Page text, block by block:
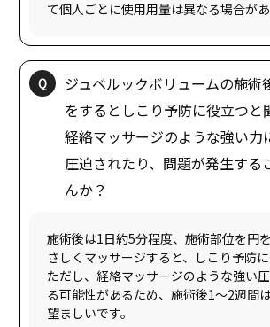
ジュベルックボリュームの施術
をするとしこり予防に役立つと
経絡マッサージのような強い力
圧迫されたり、問題が発生する
施術後は1日約5分程度、施術部位を円
さしくマッサージすると、しこり予防に
ただし、経絡マッサージのような強い
る可能性があるため、施術後1〜2週間